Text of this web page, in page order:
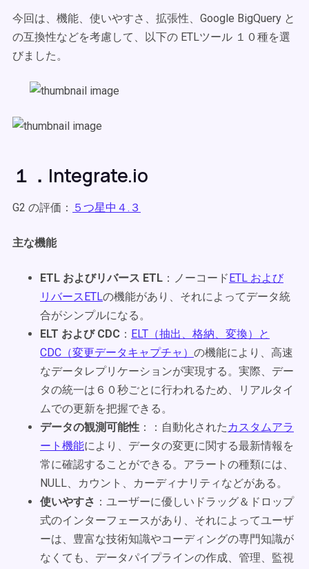
今回は、機能、使いやすさ、拡張性、Google BigQuery と
の互換性などを考慮して、以下の ETLツール １０種を選
びました。
１．Integrate.io
G2 の評価： ５つ星中４.３
主な機能
ETL およびリバース ETL ：ノーコードETL および
リバースETLの機能があり、それによってデータ統
合がシンプルになる。
ELT および CDC ： ELT（抽出、格納、変換）と
CDC（変更データキャプチャ） の機能により、高速
なデータレプリケーションが実現する。実際、デー
タの統一は６０秒ごとに行われるため、リアルタイ
ムでの更新を把握できる。
データの観測可能性 ：：自動化された カスタムアラ
ート機能により、データの変更に関する最新情報を
常に確認することができる。アラートの種類には、
NULL、カウント、カーディナリティなどがある。
使いやすさ ：ユーザーに優しいドラッグ＆ドロップ
式のインターフェースがあり、それによってユーザ
ーは、豊富な技術知識やコーディングの専門知識が
なくても、データパイプラインの作成、管理、監視